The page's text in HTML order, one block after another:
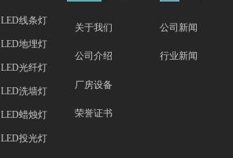
LED线条灯
LED地埋灯
LED光纤灯
LED洗墙灯
LED蜡烛灯
LED投光灯
关于我们
公司介绍
厂房设备
荣誉证书
公司新闻
行业新闻